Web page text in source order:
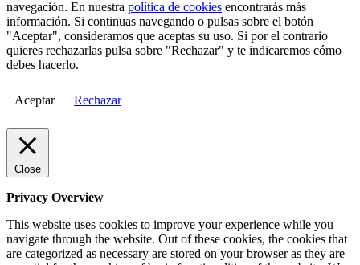
navegación. En nuestra política de cookies encontrarás más
información. Si continuas navegando o pulsas sobre el botón
"Aceptar", consideramos que aceptas su uso. Si por el contrario
quieres rechazarlas pulsa sobre "Rechazar" y te indicaremos cómo
debes hacerlo.
Aceptar Rechazar
Close
Privacy Overview
This website uses cookies to improve your experience while you
navigate through the website. Out of these cookies, the cookies that
are categorized as necessary are stored on your browser as they are